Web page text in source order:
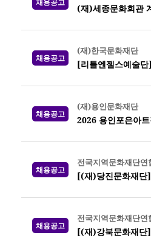
(재)세종문화회관
채용공고
(재)한국문화재단
[리틀엔젤스예술
채용공고
(재)용인문화재단
2026 용인포은아
채용공고
전국지역문화재단연
[(재)당진문화재단
채용공고
전국지역문화재단연
[(재)강북문화재단